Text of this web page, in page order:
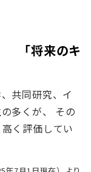
「将来のキ
共同研究、イ
多くが、 その
く評価してい